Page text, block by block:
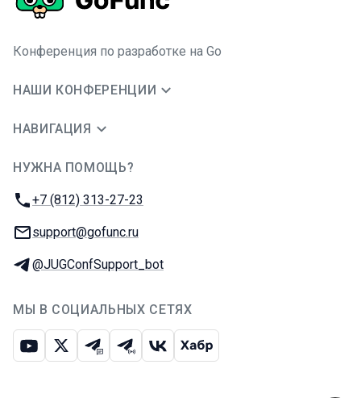
Конференция по разработке на Go
НАШИ КОНФЕРЕНЦИИ
НАВИГАЦИЯ
НУЖНА ПОМОЩЬ?
Телефон:
+7 (812) 313-27-23
E-mail:
support@gofunc.ru
Телеграм:
@JUGConfSupport_bot
МЫ В СОЦИАЛЬНЫХ СЕТЯХ
ЮтубИкс Телеграм-чат
Телеграм-канал
ВКонтакте
Хабр